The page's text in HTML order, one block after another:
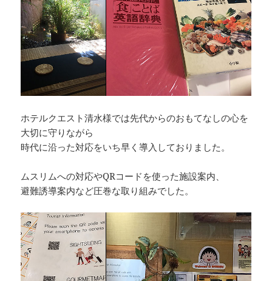
ホテルクエスト清水様では先代からのおもてなしの心を
大切に守りながら
時代に沿った対応をいち早く導入しておりました。
ムスリムへの対応やQRコードを使った施設案内、
避難誘導案内など圧巻な取り組みでした。